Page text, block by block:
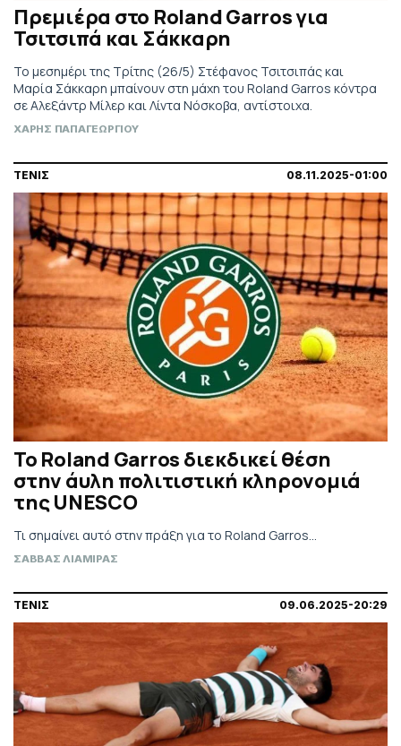
Πρεμιέρα στο Roland Garros για
Τσιτσιπά και Σάκκαρη
Το μεσημέρι της Τρίτης (26/5) Στέφανος Τσιτσιπάς και
Μαρία Σάκκαρη μπαίνουν στη μάχη του Roland Garros κόντρα
σε Αλεξάντρ Μίλερ και Λίντα Νόσκοβα, αντίστοιχα.
ΧΑΡΗΣ ΠΑΠΑΓΕΩΡΓΙΟΥ
ΤΕΝΙΣ 08.11.2025-01:00
Το Roland Garros διεκδικεί θέση
στην άυλη πολιτιστική κληρονομιά
της UNESCO
Τι σημαίνει αυτό στην πράξη για το Roland Garros...
ΣΑΒΒΑΣ ΛΙΑΜΙΡΑΣ
ΤΕΝΙΣ 09.06.2025-20:29